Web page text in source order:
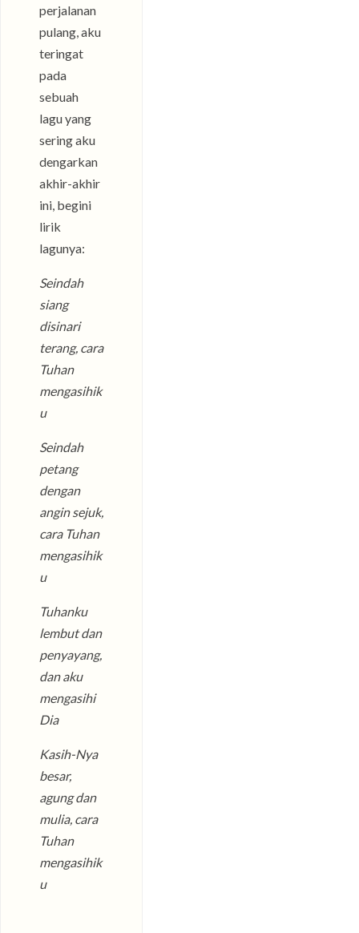
perjalanan
pulang, aku
teringat
pada
sebuah
lagu yang
sering aku
dengarkan
akhir-akhir
ini, begini
lirik
lagunya:
Seindah
siang
disinari
terang, cara
Tuhan
mengasihik
u
Seindah
petang
dengan
angin sejuk,
cara Tuhan
mengasihik
u
Tuhanku
lembut dan
penyayang,
dan aku
mengasihi
Dia
Kasih-Nya
besar,
agung dan
mulia, cara
Tuhan
mengasihik
u